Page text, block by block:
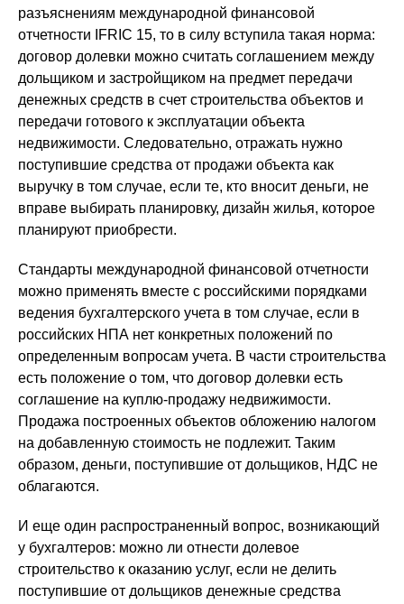
разъяснениям международной финансовой
отчетности IFRIC 15, то в силу вступила такая норма:
договор долевки можно считать соглашением между
дольщиком и застройщиком на предмет передачи
денежных средств в счет строительства объектов и
передачи готового к эксплуатации объекта
недвижимости. Следовательно, отражать нужно
поступившие средства от продажи объекта как
выручку в том случае, если те, кто вносит деньги, не
вправе выбирать планировку, дизайн жилья, которое
планируют приобрести.
Стандарты международной финансовой отчетности
можно применять вместе с российскими порядками
ведения бухгалтерского учета в том случае, если в
российских НПА нет конкретных положений по
определенным вопросам учета. В части строительства
есть положение о том, что договор долевки есть
соглашение на куплю-продажу недвижимости.
Продажа построенных объектов обложению налогом
на добавленную стоимость не подлежит. Таким
образом, деньги, поступившие от дольщиков, НДС не
облагаются.
И еще один распространенный вопрос, возникающий
у бухгалтеров: можно ли отнести долевое
строительство к оказанию услуг, если не делить
поступившие от дольщиков денежные средства